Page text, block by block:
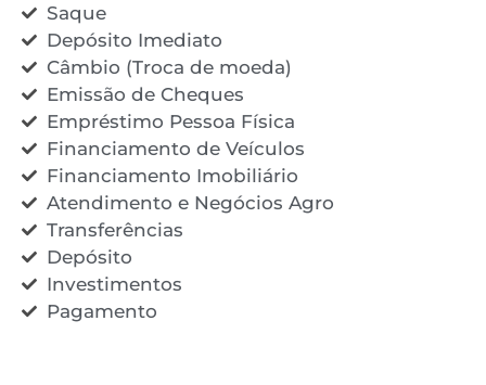
Saque
Depósito Imediato
Câmbio (Troca de moeda)
Emissão de Cheques
Empréstimo Pessoa Física
Financiamento de Veículos
Financiamento Imobiliário
Atendimento e Negócios Agro
Transferências
Depósito
Investimentos
Pagamento